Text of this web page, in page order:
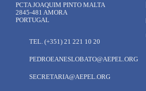
PCTA JOAQUIM PINTO MALTA
2845-481 AMORA
PORTUGAL
PEDROEANESLOBATO@AEPEL.ORG
SECRETARIA@AEPEL.ORG
TEL. (+351) 21 221 10 20